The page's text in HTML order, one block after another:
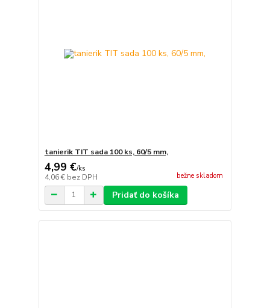
tanierik TIT sada 100 ks, 60/5 mm,
4,99 €/ks
4,06 € bez DPH bežne skladom
Pridať do košíka